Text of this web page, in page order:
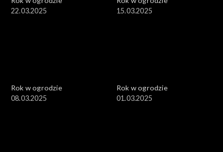
22.03.2025
15.03.2025
Rok w ogrodzie
08.03.2025
Rok w ogrodzie
01.03.2025